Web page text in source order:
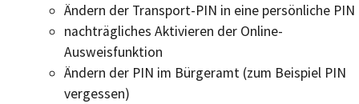
Ändern der Transport-PIN in eine persönliche PIN
nachträgliches Aktivieren der Online-
Ausweisfunktion
Ändern der PIN im Bürgeramt (zum Beispiel PIN
vergessen)